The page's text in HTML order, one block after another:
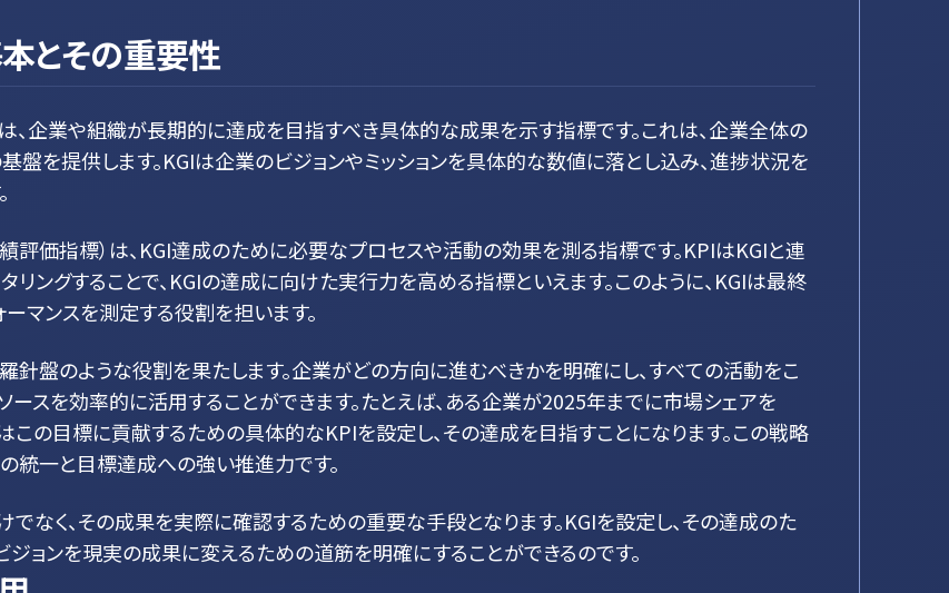
とその重要性
、企業や組織が長期的に達成を目指すべき具体的な成果を示す指標です。これは、企業全体の
を提供します。KGIは企業のビジョンやミッションを具体的な数値に落とし込み、進捗状況を
価指標）は、KGI達成のために必要なプロセスや活動の効果を測る指標です。KPIはKGIと連
ングすることで、KGIの達成に向けた実行力を高める指標といえます。このように、KGIは最終
マンスを測定する役割を担います。
盤のような役割を果たします。企業がどの方向に進むべきかを明確にし、すべての活動をこ
スを効率的に活用することができます。たとえば、ある企業が2025年までに市場シェアを
の目標に貢献するための具体的なKPIを設定し、その達成を目指すことになります。この戦略
統一と目標達成への強い推進力です。
なく、その成果を実際に確認するための重要な手段となります。KGIを設定し、その達成のた
ョンを現実の成果に変えるための道筋を明確にすることができるのです。